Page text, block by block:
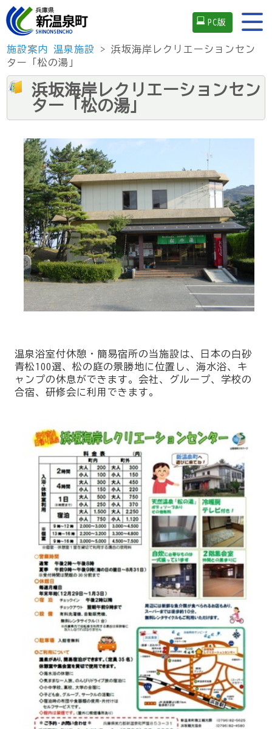
PC版
施設案内 温泉施設
> 浜坂海岸レクリエーションセン
ター「松の湯」
浜坂海岸レクリエーションセン
ター「松の湯」
温泉浴室付休憩・簡易宿所の当施設は、日本の白砂
青松100選、松の庭の景勝地に位置し、海水浴、キ
ャンプの休息ができます。会社、グループ、学校の
合宿、研修会に利用できます。